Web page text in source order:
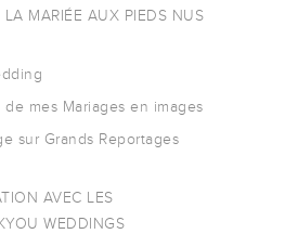
MARIÉE AUX PIEDS NUS
mes Mariages en images
sur Grands Reportages
AVEC LES
WEDDINGS